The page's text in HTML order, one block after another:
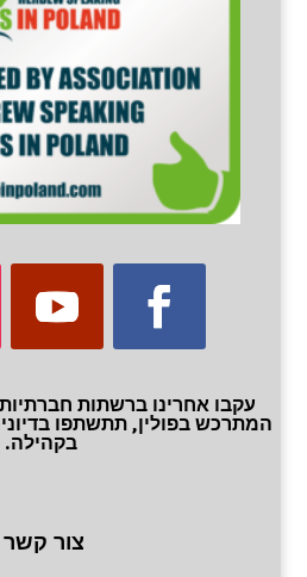
עקבו אחרינו ברשתות
המתרכש בפולין, תתשתפו
בקהילה.
צור קשר